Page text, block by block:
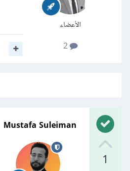
الأعضاء
2
1
Mustafa Suleiman